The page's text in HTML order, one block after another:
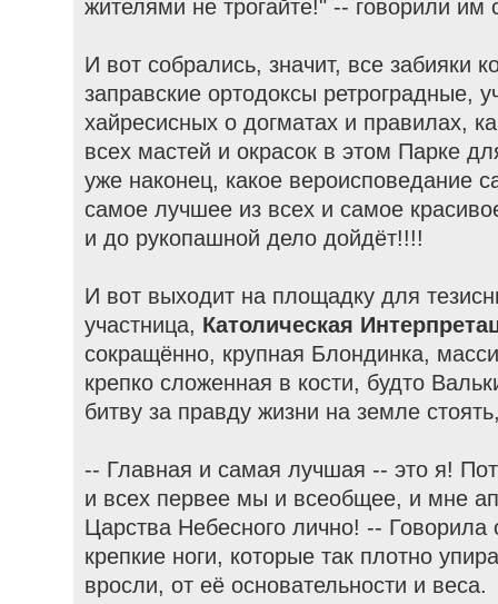
жителями не трогайте!" -- говорили им
И вот собрались, значит, все забияки
заправские ортодоксы ретроградные,
хайресисных о догматах и правилах,
всех мастей и окрасок в этом Парке
уже наконец, какое вероисповедание
самое лучшее из всех и самое
и до рукопашной дело дойдёт!!!!
И вот выходит на площадку для
участница, Католическая
сокращённо, крупная Блондинка,
крепко сложенная в кости, будто
битву за правду жизни на земле
-- Главная и самая лучшая -- это я!
и всех первее мы и всеобщее, и мне
Царства Небесного лично! -- Говорила
крепкие ноги, которые так плотно
вросли, от её основательности и веса.